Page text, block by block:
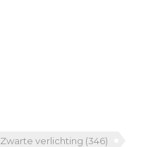
Zwarte verlichting (346)